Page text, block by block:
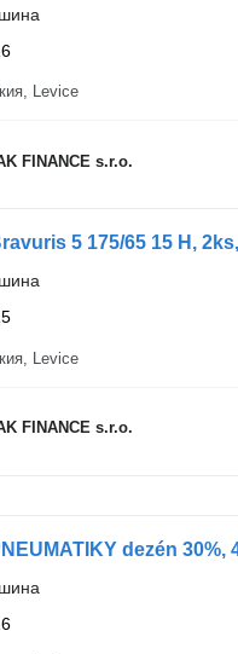
Levice
FINANCE s.r.o.
5 175/65 15 H,
Levice
FINANCE s.r.o.
dezén 30%,